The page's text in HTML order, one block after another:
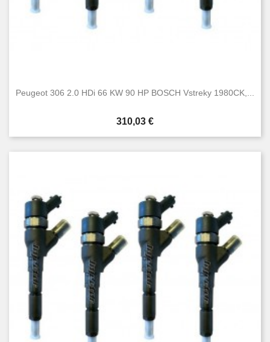
Peugeot 306 2.0 HDi 66 KW 90 HP BOSCH Vstreky 1980CK,...
Cena
310,03 €